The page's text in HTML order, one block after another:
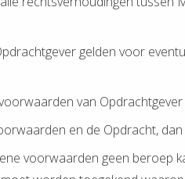
gelden voor
van
en de Opdracht,
voorwaarden geen